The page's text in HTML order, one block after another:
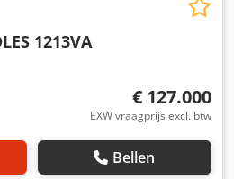
1213VA
€ 127.000
EXW vraagprijs excl. btw
Bellen